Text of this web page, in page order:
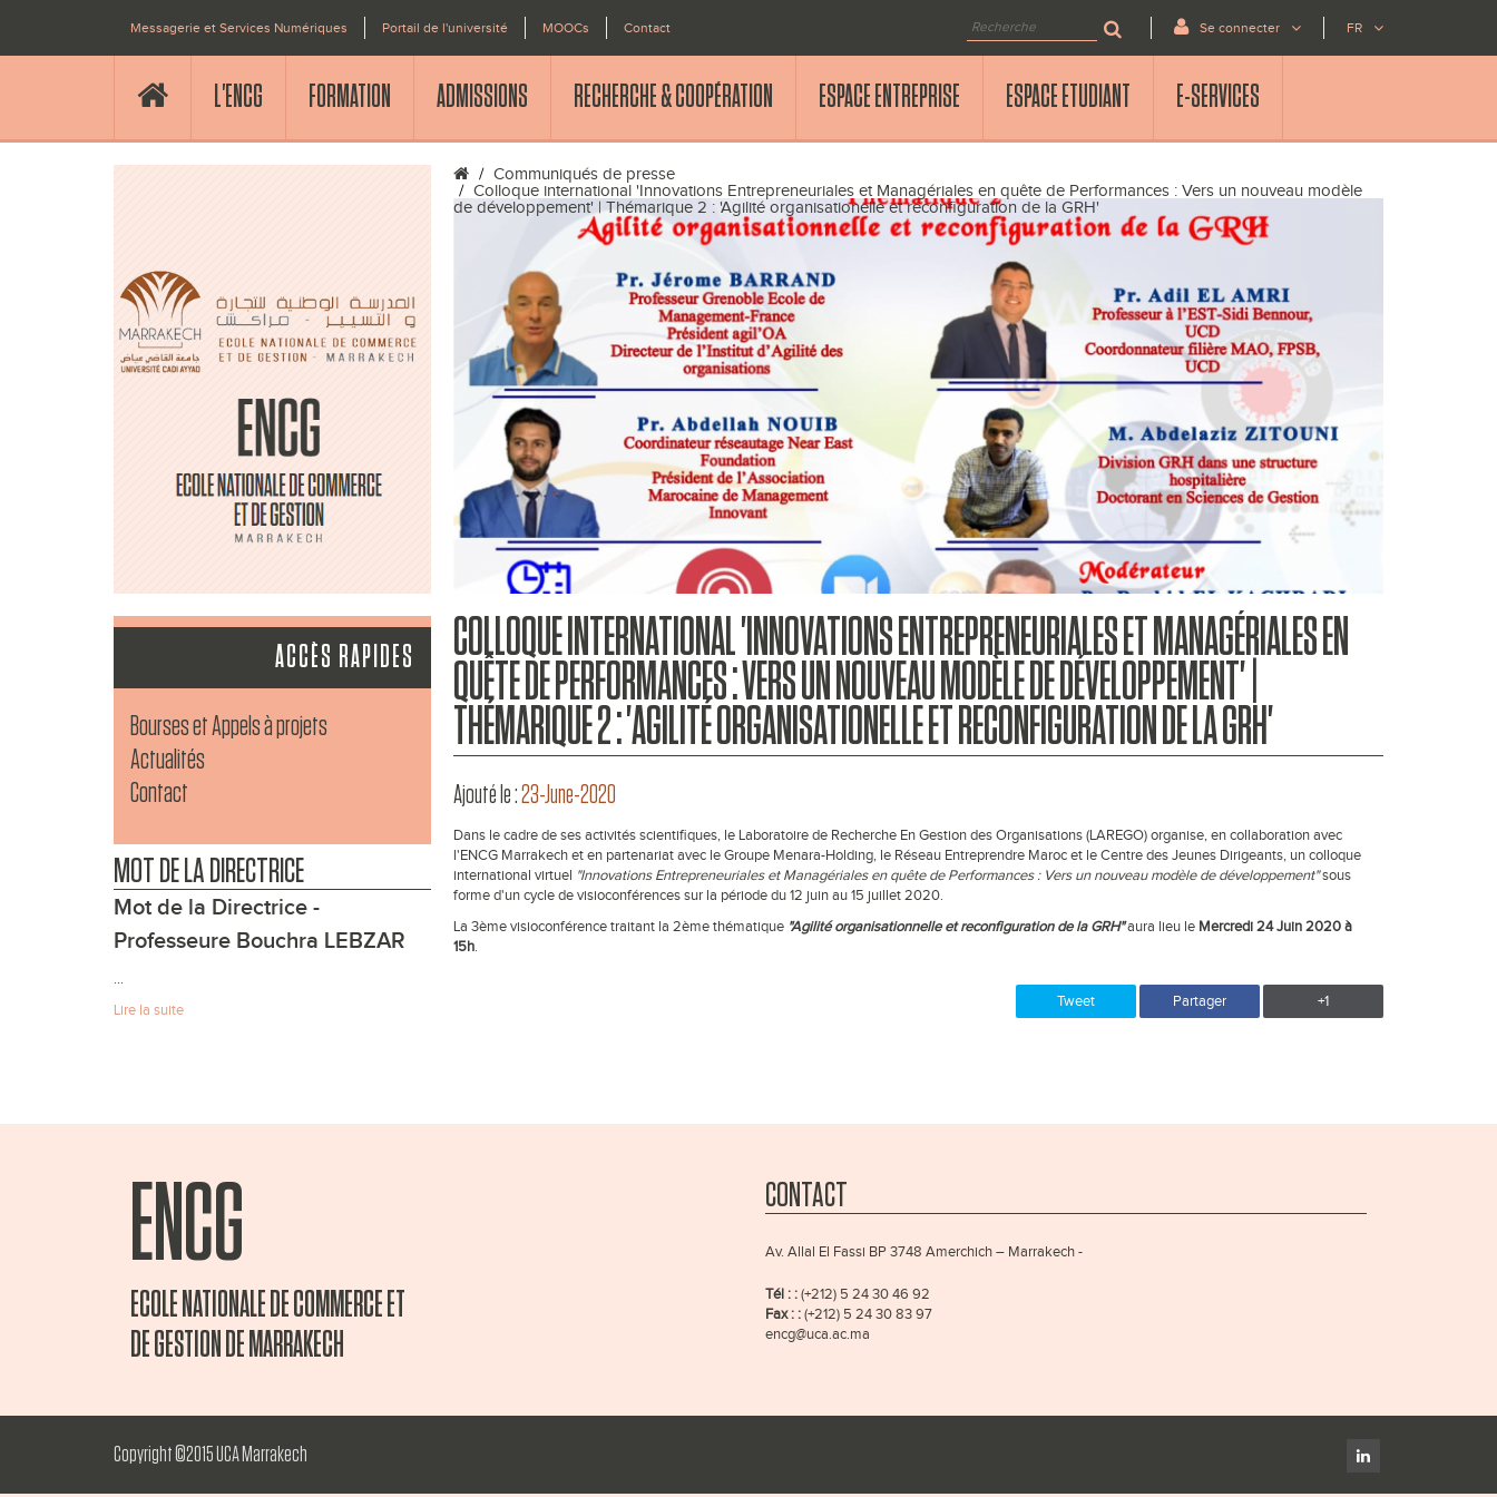
Messagerie et Services Numériques Portail de l'université MOOCs Contact FR
Se connecter
L'ENCG FORMATION ADMISSIONS RECHERCHE & COOPÉRATION ESPACE ENTREPRISE ESPACE ETUDIANT E-SERVICES
ACCÈS RAPIDES
Bourses et Appels à projets
Actualités
Contact
MOT DE LA DIRECTRICE
Mot de la Directrice -
Professeure Bouchra LEBZAR
...
Lire la suite
Communiqués de presse
Colloque international 'Innovations Entrepreneuriales et Managériales en quête de Performances : Vers un nouveau modèle
de développement' | Thémarique 2 : 'Agilité organisationelle et reconfiguration de la GRH'
COLLOQUE INTERNATIONAL 'INNOVATIONS ENTREPRENEURIALES ET MANAGÉRIALES EN
QUÊTE DE PERFORMANCES : VERS UN NOUVEAU MODÈLE DE DÉVELOPPEMENT' |
THÉMARIQUE 2 : 'AGILITÉ ORGANISATIONELLE ET RECONFIGURATION DE LA GRH'
Ajouté le :23-June-2020
Dans le cadre de ses activités scientifiques, le Laboratoire de Recherche En Gestion des Organisations (LAREGO) organise, en collaboration avec
l'ENCG Marrakech et en partenariat avec le Groupe Menara-Holding, le Réseau Entreprendre Maroc et le Centre des Jeunes Dirigeants, un colloque
international virtuel "Innovations Entrepreneuriales et Managériales en quête de Performances : Vers un nouveau modèle de développement"sous
forme d'un cycle de visioconférences sur la période du 12 juin au 15 juillet 2020.
La 3ème visioconférence traitant la 2ème thématique "Agilité organisationnelle et reconfiguration de la GRH"aura lieu le Mercredi 24 Juin 2020 à
15h.
Tweet Partager +1
ENCG
ECOLE NATIONALE DE COMMERCE ET
DE GESTION DE MARRAKECH
CONTACT
Av. Allal El Fassi BP 3748 Amerchich – Marrakech -
Tél : :(+212) 5 24 30 46 92
Fax : :(+212) 5 24 30 83 97
encg@uca.ac.ma
Copyright ©2015 UCA Marrakech